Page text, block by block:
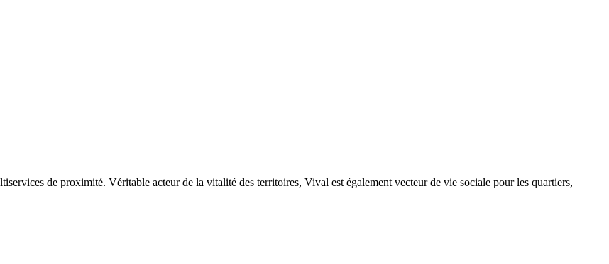
de proximité. Véritable acteur de la vitalité des territoires, Vival est également vecteur de vie sociale pour les quartiers,